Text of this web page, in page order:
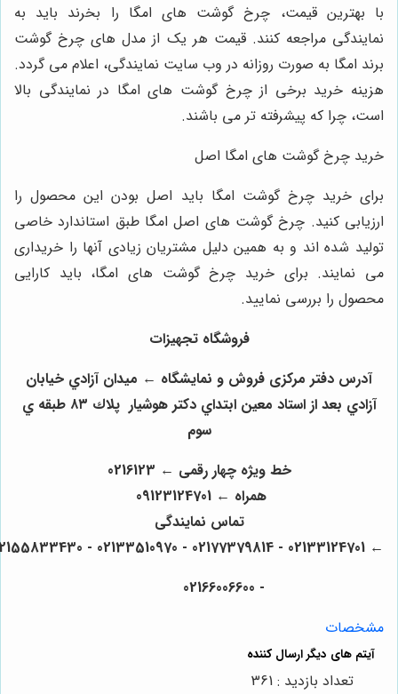
بهترین قیمت، چرخ گوشت های امگا را بخرند باید به
مراجعه کنند. قیمت هر یک از مدل های چرخ گوشت
امگا به صورت روزانه در وب سایت نمایندگی، اعلام می گردد.
خرید برخی از چرخ گوشت های امگا در نمایندگی بالا
چرا که پیشرفته تر می باشند.
چرخ گوشت های امگا اصل
خرید چرخ گوشت امگا باید اصل بودن این محصول را
کنید. چرخ گوشت های اصل امگا طبق استاندارد خاصی
شده اند و به همین دلیل مشتریان زیادی آنها را خریداری
نمایند. برای خرید چرخ گوشت های امگا، باید کارایی
را بررسی نمایید.
فروشگاه تجهیزات
آدرس دفتر مرکزی فروش و نمایشگاه ← ميدان آزادي خيابان
آزادي بعد از استاد معين ابتداي دكتر هوشيار پلاك ٨٣ طبقه ي
سوم
خط ویژه چهار رقمی ← 0216123
همراه ← 09123124701
تماس نمایندگی
تعداد بازدید : 361